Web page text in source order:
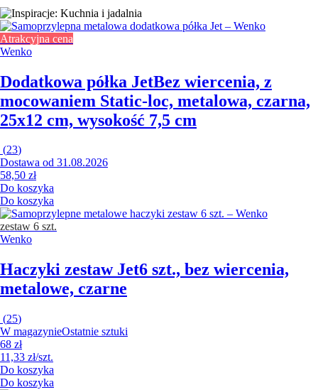
Atrakcyjna cena
Wenko
Dodatkowa półka JetBez wiercenia, z
mocowaniem Static-loc, metalowa, czarna,
25x12 cm, wysokość 7,5 cm
(23)
Dostawa od 31.08.2026
58,50 zł
Do koszyka
Do koszyka
zestaw 6 szt.
Wenko
Haczyki zestaw Jet6 szt., bez wiercenia,
metalowe, czarne
(25)
W magazynieOstatnie sztuki
68 zł
11,33 zł/szt.
Do koszyka
Do koszyka